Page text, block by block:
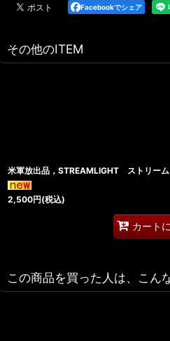
Facebookでシェア
その他のITEM
米軍放出品，STREAMLIGHT ストリー
2,500円(税込)
カート
この商品を買った人は、こん